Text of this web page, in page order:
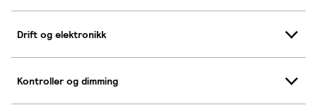
Drift og elektronikk
Kontroller og dimming